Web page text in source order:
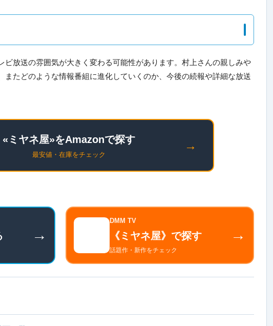
ビ放送の雰囲気が大きく変わる可能性があります。村上さんの親しみや
またどのような情報番組に進化していくのか、今後の続報や詳細な放送
«ミヤネ屋»をAmazonで探す
最安値・在庫をチェック
→
→
DMM TV
《ミヤネ屋》で探す
話題作・新作をチェック
→